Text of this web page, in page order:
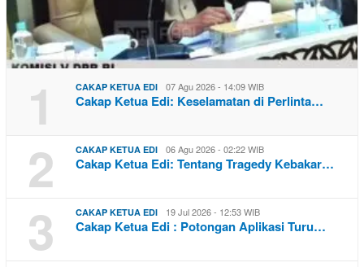
1 CAKAP KETUA EDI 07 Agu 2026 - 14:09 WIB
Cakap Ketua Edi: Keselamatan di Perlinta…
2 CAKAP KETUA EDI 06 Agu 2026 - 02:22 WIB
Cakap Ketua Edi: Tentang Tragedy Kebakar…
3 CAKAP KETUA EDI 19 Jul 2026 - 12:53 WIB
Cakap Ketua Edi : Potongan Aplikasi Turu…